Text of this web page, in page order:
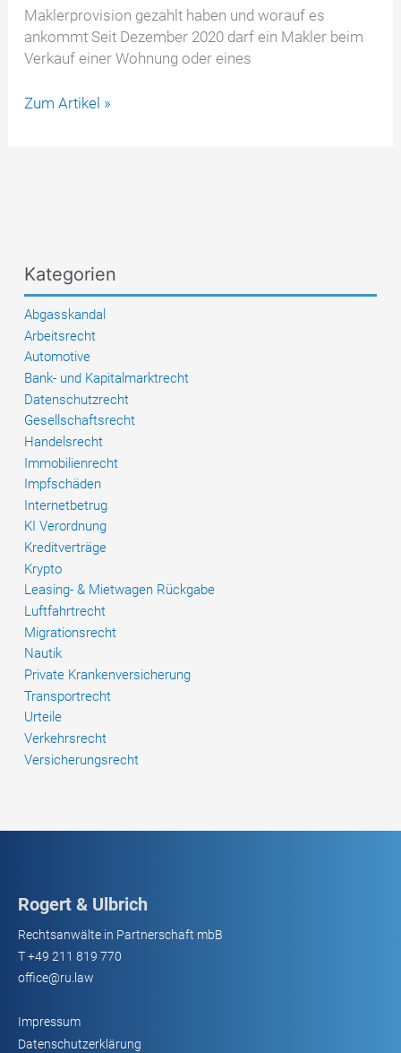
Maklerprovision gezahlt haben und worauf es
ankommt Seit Dezember 2020 darf ein Makler beim
Verkauf einer Wohnung oder eines
Halbteilungsgrundsatz
einfach
erklärt
Zum Artikel »
Kategorien
Abgasskandal
Arbeitsrecht
Automotive
Bank- und Kapitalmarktrecht
Datenschutzrecht
Gesellschaftsrecht
Handelsrecht
Immobilienrecht
Impfschäden
Internetbetrug
KI Verordnung
Kreditverträge
Krypto
Leasing- & Mietwagen Rückgabe
Luftfahrtrecht
Migrationsrecht
Nautik
Private Krankenversicherung
Transportrecht
Urteile
Verkehrsrecht
Versicherungsrecht
Rogert & Ulbrich
Rechtsanwälte in Partnerschaft mbB
T+49 211 819 770
office@ru.law
Impressum
Datenschutzerklärung